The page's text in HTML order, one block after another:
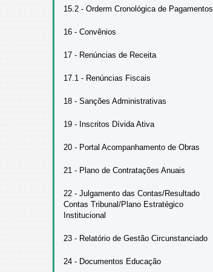
15.2 - Orderm Cronológica de Pagamentos
16 - Convênios
17 - Renúncias de Receita
17.1 - Renúncias Fiscais
18 - Sanções Administrativas
19 - Inscritos Dívida Ativa
20 - Portal Acompanhamento de Obras
21 - Plano de Contratações Anuais
22 - Julgamento das Contas/Resultado
Contas Tribunal/Plano Estratégico
Institucional
23 - Relatório de Gestão Circunstanciado
24 - Documentos Educação